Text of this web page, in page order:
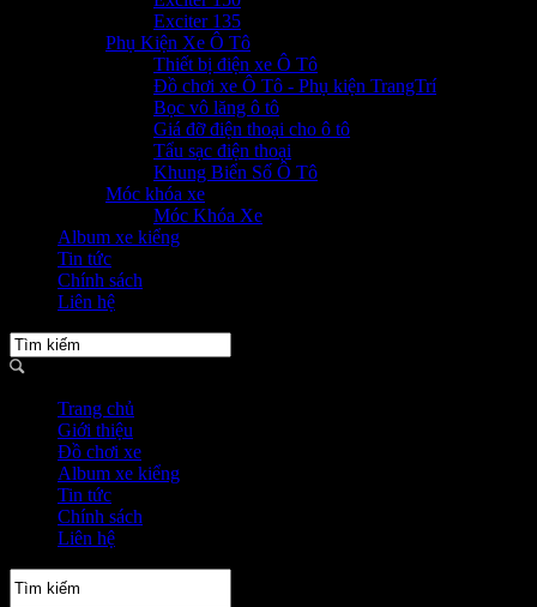
Exciter 135
Phụ Kiện Xe Ô Tô
Thiết bị điện xe Ô Tô
Đồ chơi xe Ô Tô - Phụ kiện TrangTrí
Bọc vô lăng ô tô
Giá đỡ điện thoại cho ô tô
Tẩu sạc điện thoại
Khung Biển Số Ô Tô
Móc khóa xe
Móc Khóa Xe
Album xe kiểng
Tin tức
Chính sách
Liên hệ
Trang chủ
Giới thiệu
Đồ chơi xe
Album xe kiểng
Tin tức
Chính sách
Liên hệ